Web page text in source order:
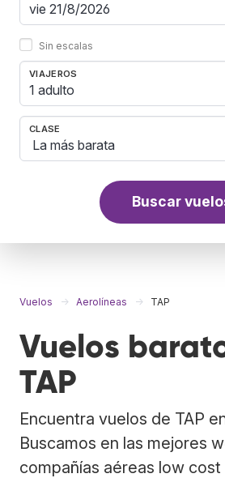
Sin escalas
VIAJEROS
1 adulto
CLASE
Buscar
Vuelos Aerolíneas TAP
Vuelos
TAP
Encuentra vuelos de TAP
Buscamos en las mejores
compañías aéreas low